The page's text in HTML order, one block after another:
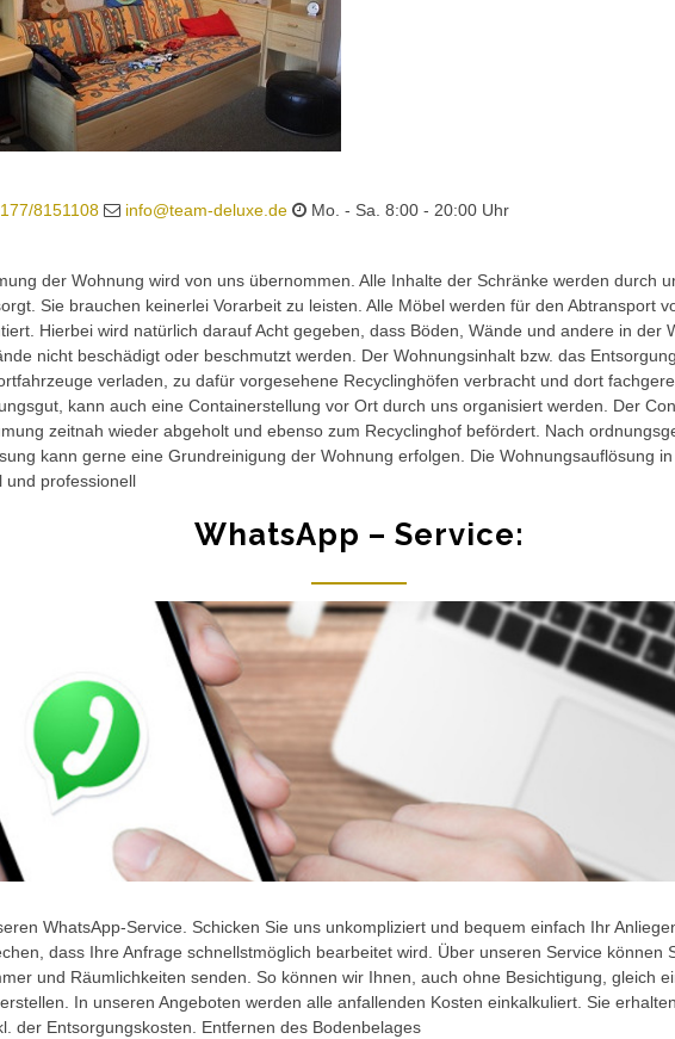
8151108 info@team-deluxe.de Mo. - Sa. 8:00 - 20:00 Uhr
der Wohnung wird von uns übernommen. Alle Inhalte der Schränke werden durch
Sie brauchen keinerlei Vorarbeit zu leisten. Alle Möbel werden für den Abtransport
Hierbei wird natürlich darauf Acht gegeben, dass Böden, Wände und andere in der
nicht beschädigt oder beschmutzt werden. Der Wohnungsinhalt bzw. das
verladen, zu dafür vorgesehene Recyclinghöfen verbracht und dort
kann auch eine Containerstellung vor Ort durch uns organisiert werden. Der
zeitnah wieder abgeholt und ebenso zum Recyclinghof befördert. Nach
kann gerne eine Grundreinigung der Wohnung erfolgen. Die Wohnungsauflösung
und professionell
WhatsApp – Service:
WhatsApp-Service. Schicken Sie uns unkompliziert und bequem einfach Ihr
dass Ihre Anfrage schnellstmöglich bearbeitet wird. Über unseren Service können
und Räumlichkeiten senden. So können wir Ihnen, auch ohne Besichtigung, gleich
In unseren Angeboten werden alle anfallenden Kosten einkalkuliert. Sie
der Entsorgungskosten. Entfernen des Bodenbelages